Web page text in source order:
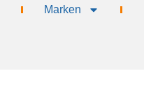
Marken